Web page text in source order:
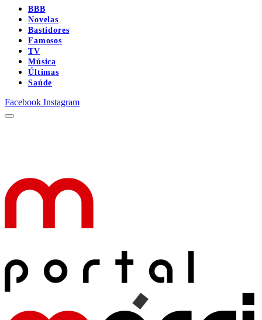
BBB
Novelas
Bastidores
Famosos
TV
Música
Últimas
Saúde
Facebook Instagram